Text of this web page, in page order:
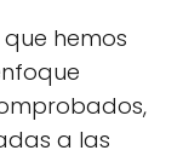
hemos
a las